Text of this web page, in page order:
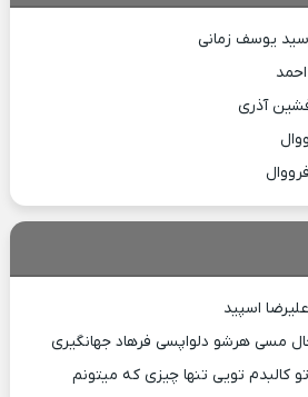
یوسف زمانی
آذری
مسی هرشو دلواپسی فرهاد جهانگیری
کالبدم تویی تنها چیزی که میتونم